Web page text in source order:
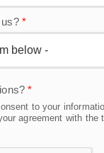
us? *
*
to your
agreement with the